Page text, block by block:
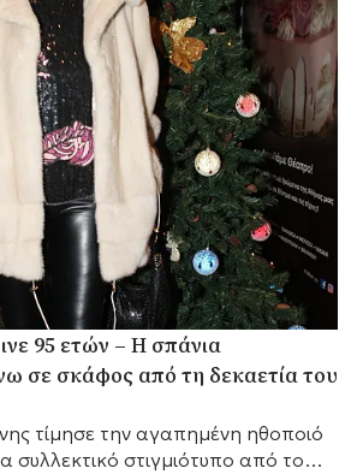
95 ετών – Η σπάνια
σε σκάφος από τη δεκαετία του
τίμησε την αγαπημένη ηθοποιό
συλλεκτικό στιγμιότυπο από το